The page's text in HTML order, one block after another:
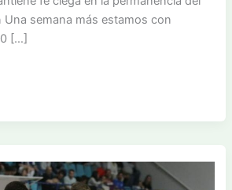
Una semana más estamos con
[…]